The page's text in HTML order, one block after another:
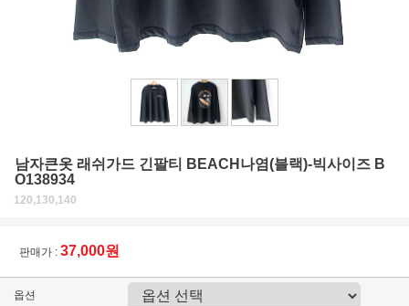
남자큰옷 래쉬가드 긴팔티 BEACH나염(블랙)-빅사이즈 B
O138934
120,130,140
판매가 : 37,000원
옵션